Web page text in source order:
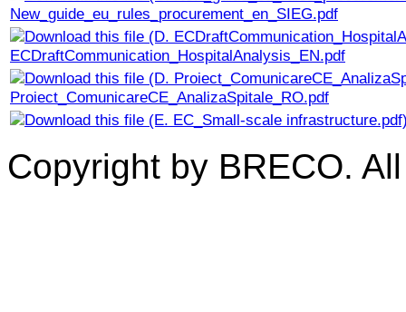
New_guide_eu_rules_procurement_en_SIEG.pdf
ECDraftCommunication_HospitalAnalysis_EN.pdf
Proiect_ComunicareCE_AnalizaSpitale_RO.pdf
Copyright by BRECO.